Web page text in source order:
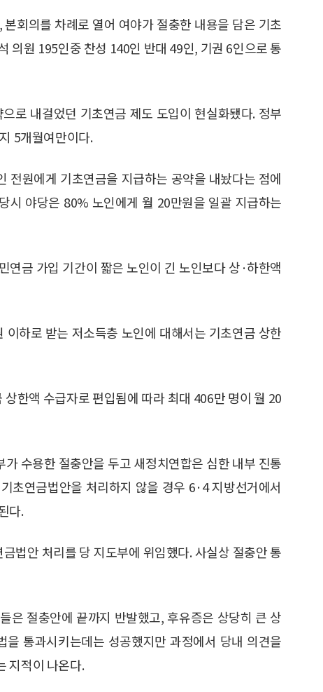
회의를 차례로 열어 여야가 절충한 내용을 담은 기초
의원 195인중 찬성 140인 반대 49인, 기권 6인으로 통
로 내걸었던 기초연금 제도 도입이 현실화됐다. 정부
5개월여만이다.
전원에게 기초연금을 지급하는 공약을 내놨다는 점에
시 야당은 80% 노인에게 월 20만원을 일괄 지급하는
금 가입 기간이 짧은 노인이 긴 노인보다 상·하한액
하로 받는 저소득층 노인에 대해서는 기초연금 상한
한액 수급자로 편입됨에 따라 최대 406만 명이 월 20
수용한 절충안을 두고 새정치연합은 심한 내부 진통
초연금법안을 처리하지 않을 경우 6·4 지방선거에서
다.
법안 처리를 당 지도부에 위임했다. 사실상 절충안 통
은 절충안에 끝까지 반발했고, 후유증은 상당히 큰 상
통과시키는데는 성공했지만 과정에서 당내 의견을
지적이 나온다.